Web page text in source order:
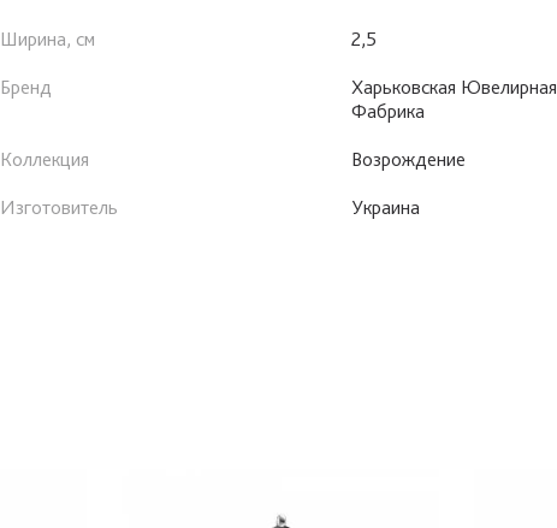
Ширина, см
2,5
Бренд
Харьковская Ювелирная
Фабрика
Коллекция
Возрождение
Изготовитель
Украина